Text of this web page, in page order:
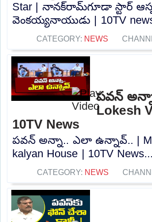
Star | నానక్‌రామ్‌గూడా స్టార్
వెంకయ్యనాయుడు | 10TV
CATEGORY: NEWS
పవన్
Lokesh
10TV News
పవన్ అన్నా.. ఎలా ఉన్నావ్.. |
kalyan House | 10TV
CATEGORY: NEWS